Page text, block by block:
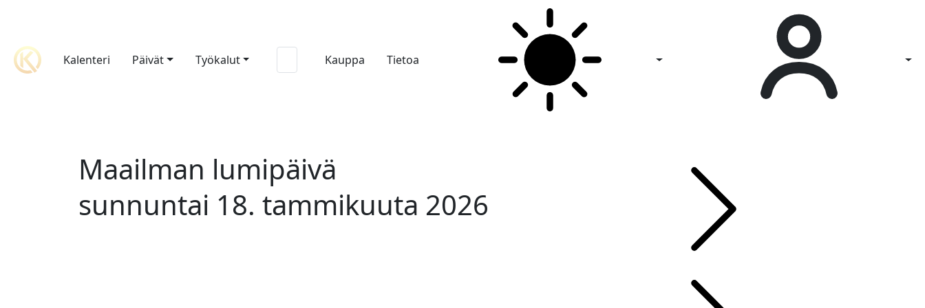
Kalenteri Päivät Työkalut Kauppa Tietoa
Maailman lumipäivä
sunnuntai 18. tammikuuta 2026